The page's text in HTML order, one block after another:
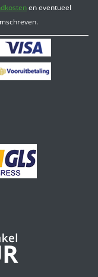
en eventueel